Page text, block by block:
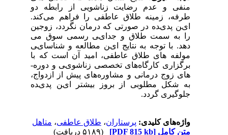
منفی و عدم رضایت زناشویی از راﺑﻄﻪ دو
طرفه، زﻣﯿﻨﻪ ﻃﻼق ﻋﺎﻃﻔﯽ را ﻓﺮاﻫﻢ ﻣﯽﮐﻨﺪ.
ایﻦ ﭘﺪیﺪه در ﺻﻮرﺗﯽ ﮐﻪ درﻣﺎن ﻧﮕﺮدد، زوﺟﯿﻦ
را ﺑﻪ ﺳﻤﺖ ﻃﻼق و ﺟﺪایﯽ رﺳﻤﯽ ﺳﻮق ﻣﯽ
دﻫﺪ. ﺑﺎ ﺗﻮﺟﻪ به نتایج ایﻦ ﻣﻄﺎﻟﻌﻪ و ﺷﻨﺎﺳﺎیﯽ
ﻣﻮﻟﻔﻪ ﻫﺎی ﻃﻼق ﻋﺎﻃﻔﯽ، اﻣﯿﺪ آن اﺳﺖ ﮐﻪ ﺑﺎ
ﺑﺮﮔﺰاری ﮐﺎرﮔﺎه­ﻫﺎی ﺗﺨﺼﺼﯽ زﻧﺎﺷﻮیﯽ و دوره­
ﻫﺎی زوج درﻣﺎﻧﯽ و ﻣﺸﺎوره­ﻫﺎی ﭘﯿﺶ از ازدواج،
ﺑﻪ ﺷﮑﻞ ﻣﻄﻠﻮﺑﯽ از ﺑﺮوز ﺑﯿﺸﺘﺮ ایﻦ ﭘﺪیﺪه
ﺟﻠﻮﮔﯿﺮی ﮔﺮدد.
واژه‌های کلیدی:پرستاران ،طلاق عاطفی،متاهل
متن کامل[PDF 815 kb]